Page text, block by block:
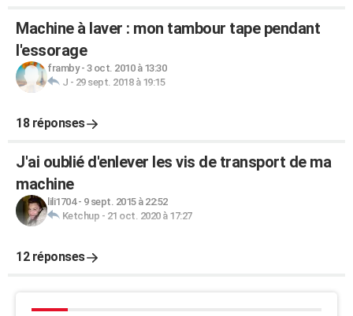
Machine à laver : mon tambour tape pendant
l'essorage
framby- 3 oct. 2010 à 13:30
J - 29 sept. 2018 à 19:15
18 réponses
J'ai oublié d'enlever les vis de transport de ma
machine
lili1704- 9 sept. 2015 à 22:52
Ketchup - 21 oct. 2020 à 17:27
12 réponses